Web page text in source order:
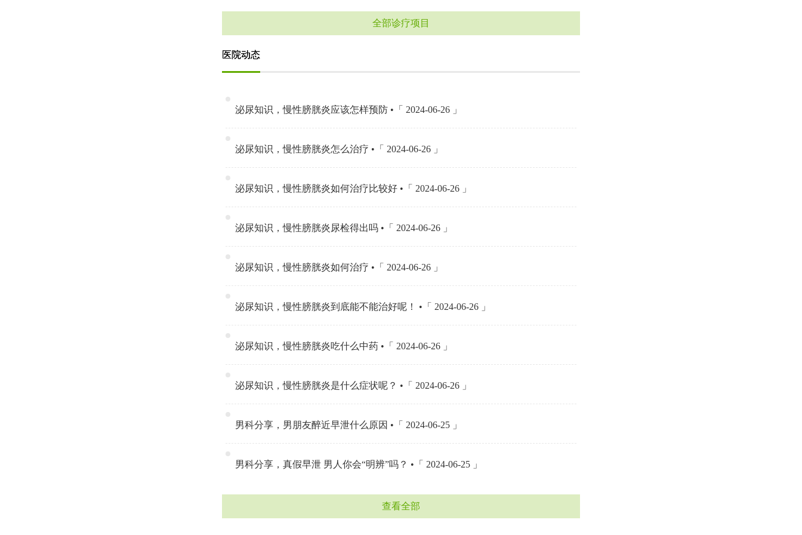
全部诊疗项目
医院动态
泌尿知识，慢性膀胱炎应该怎样预防 •「 2024-06-26 」
泌尿知识，慢性膀胱炎怎么治疗 •「 2024-06-26 」
泌尿知识，慢性膀胱炎如何治疗比较好 •「 2024-06-26 」
泌尿知识，慢性膀胱炎尿检得出吗 •「 2024-06-26 」
泌尿知识，慢性膀胱炎如何治疗 •「 2024-06-26 」
泌尿知识，慢性膀胱炎到底能不能治好呢！ •「 2024-06-26 」
泌尿知识，慢性膀胱炎吃什么中药 •「 2024-06-26 」
泌尿知识，慢性膀胱炎是什么症状呢？ •「 2024-06-26 」
男科分享，男朋友醉近早泄什么原因 •「 2024-06-25 」
男科分享，真假早泄 男人你会“明辨”吗？ •「 2024-06-25 」
查看全部